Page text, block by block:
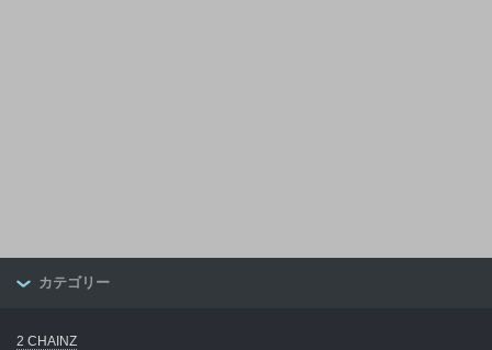
カテゴリー
2 CHAINZ